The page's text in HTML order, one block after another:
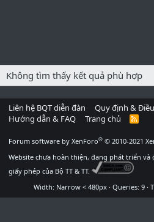
Không tìm thấy kết quả phù hợp
Liên hệ BQT diễn đàn Quy định &
Hướng dẫn & FAQ
Trang chủ
R
Forum software by XenForo® © 2010-2021
Website chưa hoàn thiện, đang phát triển
giấy phép của Bộ TT & TT.
Width
Queries 9